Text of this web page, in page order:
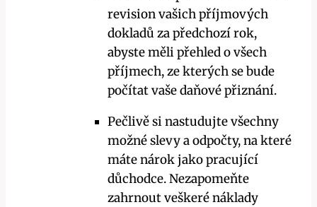
revision vašich příjmových
dokladů za předchozí rok,
abyste měli přehled o všech
příjmech, ze kterých se bude
počítat vaše daňové přiznání.
Pečlivě si nastudujte všechny
možné slevy a odpočty, na které
máte nárok jako pracující
důchodce. Nezapomeňte
zahrnout veškeré náklady